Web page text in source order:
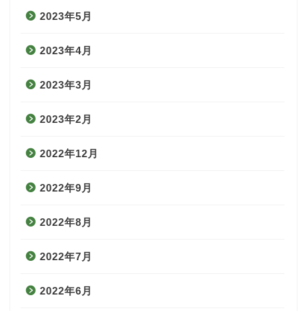
2023年5月
2023年4月
2023年3月
2023年2月
2022年12月
2022年9月
2022年8月
2022年7月
2022年6月